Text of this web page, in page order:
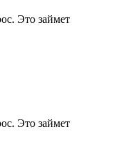
Это займет
Это займет